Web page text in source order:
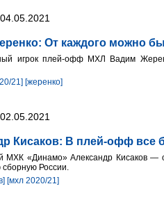
От каждого можно
игрок плей-офф МХЛ Вадим
21] [жеренко]
Кисаков: В плей-офф все
МХК «Динамо» Александр Кисаков —
России.
[мхл 2020/21]